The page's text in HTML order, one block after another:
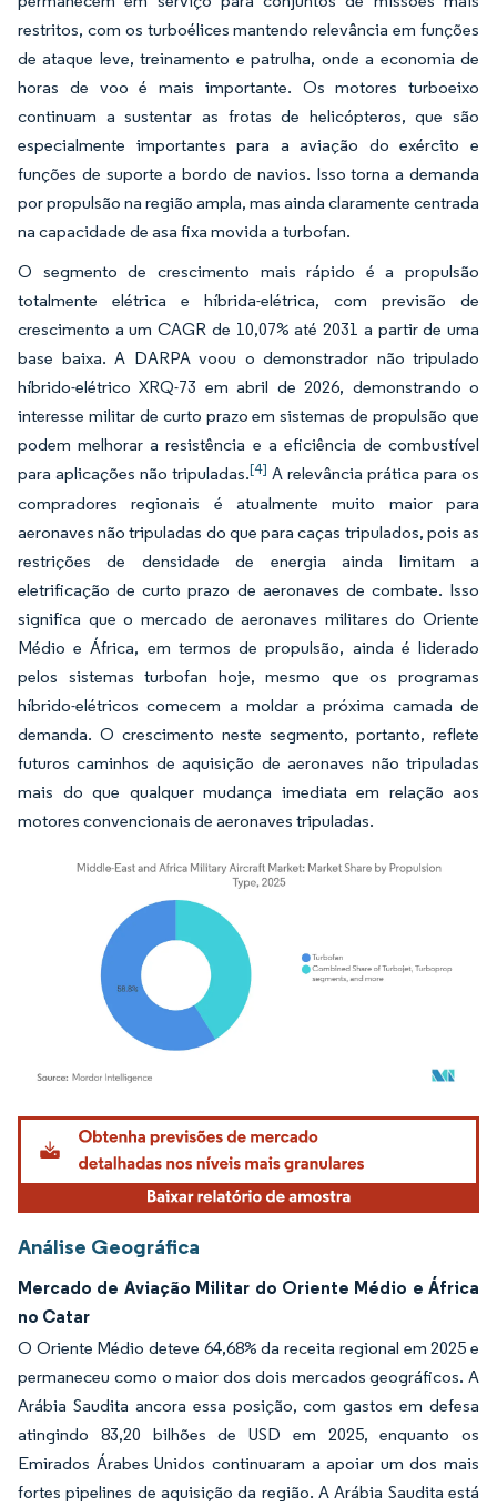
restritos, com os turboélices mantendo relevância em funções
de ataque leve, treinamento e patrulha, onde a economia de
horas de voo é mais importante. Os motores turboeixo
continuam a sustentar as frotas de helicópteros, que são
especialmente importantes para a aviação do exército e
funções de suporte a bordo de navios. Isso torna a demanda
por propulsão na região ampla, mas ainda claramente centrada
na capacidade de asa fixa movida a turbofan.
O segmento de crescimento mais rápido é a propulsão
totalmente elétrica e híbrida-elétrica, com previsão de
crescimento a um CAGR de 10,07% até 2031 a partir de uma
base baixa. A DARPA voou o demonstrador não tripulado
híbrido-elétrico XRQ-73 em abril de 2026, demonstrando o
interesse militar de curto prazo em sistemas de propulsão que
podem melhorar a resistência e a eficiência de combustível
para aplicações não tripuladas.[4] A relevância prática para os
compradores regionais é atualmente muito maior para
aeronaves não tripuladas do que para caças tripulados, pois as
restrições de densidade de energia ainda limitam a
eletrificação de curto prazo de aeronaves de combate. Isso
significa que o mercado de aeronaves militares do Oriente
Médio e África, em termos de propulsão, ainda é liderado
pelos sistemas turbofan hoje, mesmo que os programas
híbrido-elétricos comecem a moldar a próxima camada de
demanda. O crescimento neste segmento, portanto, reflete
futuros caminhos de aquisição de aeronaves não tripuladas
mais do que qualquer mudança imediata em relação aos
motores convencionais de aeronaves tripuladas.
Imagem © Mordor Intelligence. O reuso requer atribuição conforme CC BY 4.0.
Análise Geográfica
Mercado de Aviação Militar do Oriente Médio e África
no Catar
O Oriente Médio deteve 64,68% da receita regional em 2025 e
permaneceu como o maior dos dois mercados geográficos. A
Arábia Saudita ancora essa posição, com gastos em defesa
atingindo 83,20 bilhões de USD em 2025, enquanto os
Emirados Árabes Unidos continuaram a apoiar um dos mais
fortes pipelines de aquisição da região. A Arábia Saudita está